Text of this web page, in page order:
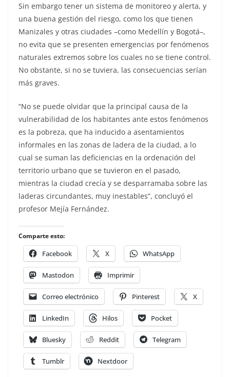
Sin embargo tener un sistema de monitoreo y alerta, y
una buena gestión del riesgo, como los que tienen
Manizales y otras ciudades –como Medellín y Bogotá–,
no evita que se presenten emergencias por fenómenos
naturales extremos sobre los cuales no se tiene control.
No obstante, si no se tuviera, las consecuencias serían
más graves.
“No se puede olvidar que la principal causa de la
vulnerabilidad de los habitantes ante estos fenómenos
es la pobreza, que ha inducido a asentamientos
informales en las zonas de ladera de la ciudad, a lo
cual se suman las deficiencias en la ordenación del
territorio urbano que se tuvieron en el pasado,
mientras la ciudad crecía y se desparramaba sobre las
laderas circundantes, muy inestables”, concluyó el
profesor Mejía Fernández.
Comparte esto:
Facebook X WhatsApp
Mastodon Imprimir
Correo electrónico Pinterest X
LinkedIn Hilos Pocket
Bluesky Reddit Telegram
Tumblr Nextdoor